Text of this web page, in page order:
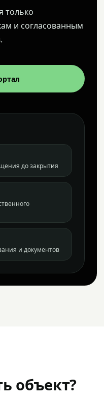
только
и согласованным
до закрытия
и документов
объект?